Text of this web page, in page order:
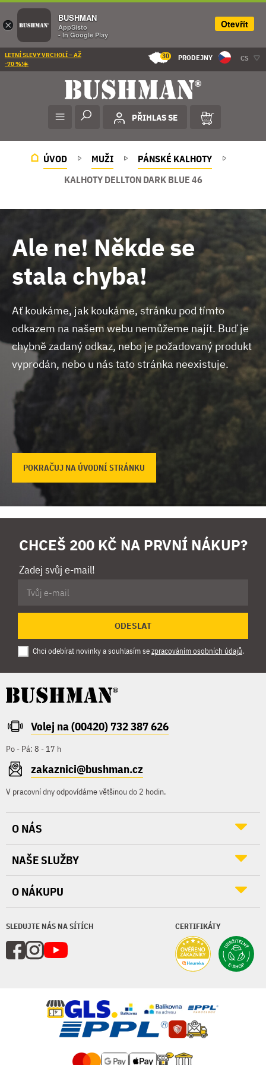
LETNÍ SLEVY VRCHOLÍ – AŽ
-70 %!☀️
30 PRODEJNY CS
PŘIHLAS SE
ÚVOD MUŽI
PÁNSKÉ KALHOTY
KALHOTY DELLTON DARK BLUE 46
Ale ne! Někde se
stala chyba!
Ať koukáme, jak koukáme, stránku pod tímto
odkazem na našem webu nemůžeme najít. Buď je
chybně zadaný odkaz, nebo je požadovaný produkt
vyprodán, nebo u nás tato stránka neexistuje.
POKRAČUJ NA ÚVODNÍ STRÁNKU
CHCEŠ 200 KČ NA PRVNÍ NÁKUP?
Zadej svůj e-mail!
ODESLAT
Chci odebírat novinky a souhlasím sezpracováním osobních údajů.
Volej na (00420) 732 387 626
Po - Pá: 8 - 17 h
zakaznici@bushman.cz
V pracovní dny odpovídáme většinou do 2 hodin.
SLEDUJTE NÁS NA SÍTÍCH CERTIFIKÁTY
O NÁS
NAŠE SLUŽBY
O NÁKUPU
×
BUSHMAN
AppSisto
- In Google Play
Otevřít